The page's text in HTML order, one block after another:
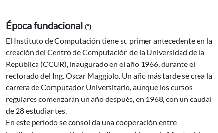
Época fundacional (*)
El Instituto de Computación tiene su primer antecedente en la
creación del Centro de Computación de la Universidad de la
República (CCUR), inaugurado en el año 1966, durante el
rectorado del Ing. Oscar Maggiolo. Un año más tarde se crea la
carrera de Computador Universitario, aunque los cursos
regulares comenzarán un año después, en 1968, con un caudal
de 28 estudiantes.
En este período se consolida una cooperación entre